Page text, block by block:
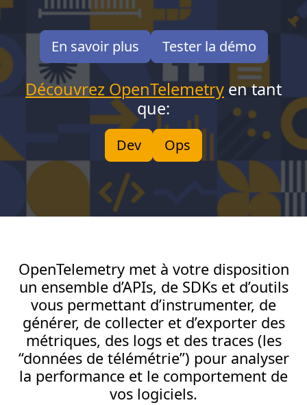
En savoir plus Tester la démo
Découvrez OpenTelemetry en tant
que:
Dev Ops
OpenTelemetry met à votre disposition
un ensemble d’APIs, de SDKs et d’outils
vous permettant d’instrumenter, de
générer, de collecter et d’exporter des
métriques, des logs et des traces (les
“données de télémétrie”) pour analyser
la performance et le comportement de
vos logiciels.